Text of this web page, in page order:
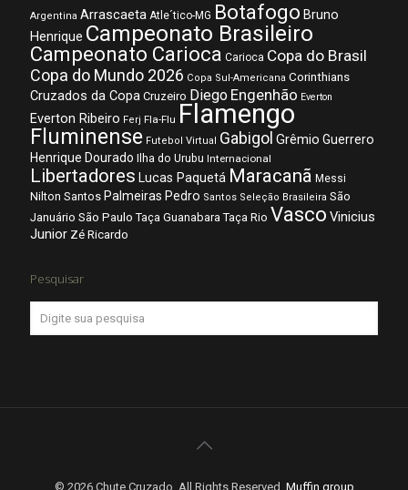
Argentina Arrascaeta Atle´tico-MG Botafogo Bruno
Henrique Campeonato Brasileiro
Campeonato Carioca Carioca Copa do Brasil
Copa do Mundo 2026 Copa Sul-Americana Corinthians
Cruzados da Copa Cruzeiro Diego Engenhão Everton
Everton Ribeiro Ferj Fla-Flu Flamengo
Fluminense Futebol Virtual Gabigol Grêmio Guerrero
Henrique Dourado Ilha do Urubu Internacional
Libertadores Lucas Paquetá Maracanã Messi
Nilton Santos Palmeiras Pedro Santos Seleção Brasileira São
Januário São Paulo Taça Guanabara Taça Rio Vasco Vinicius
Junior Zé Ricardo
Pesquisar
© 2026 Chute Cruzado. All Rights Reserved. Muffin group